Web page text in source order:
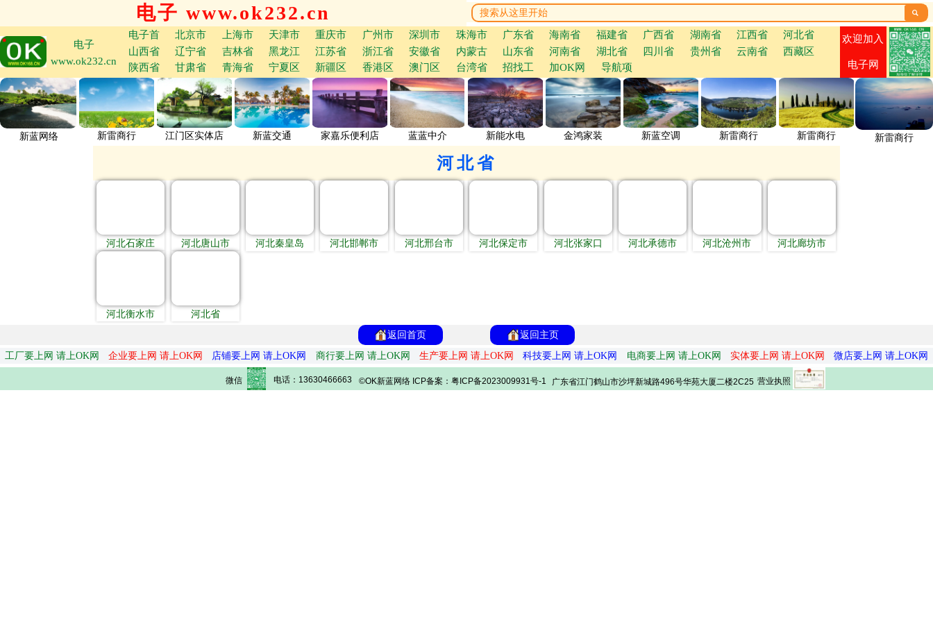
电子 www.ok232.cn 
电子
www.ok232.cn
电子首 北京市 上海市 天津市 重庆市 广州市 深圳市 珠海市 广东省 海南省 福建省 广西省 湖南省 江西省
河北省
山西省
辽宁省 吉林省 黑龙江 江苏省 浙江省 安徽省 内蒙古 山东省 河南省 湖北省 四川省 贵州省 云南省
西藏区
陕西省
甘肃省 青海省 宁夏区 新疆区 香港区 澳门区 台湾省 招找工 加OK网 导航项
欢迎加入
电子网
新蓝网络 新雷商行 江门区实体店 新蓝交通 家嘉乐便利店 蓝蓝中介 新能水电 金鸿家装 新蓝空调 新雷商行 新雷商行 新雷商行
河北省
河北石家庄 河北唐山市 河北秦皇岛 河北邯郸市 河北邢台市 河北保定市 河北张家口 河北承德市 河北沧州市 河北廊坊市
河北衡水市
河北省
返回首页
返回主页
工厂要上网 请上OK网
企业要上网 请上OK网 店铺要上网 请上OK网 商行要上网 请上OK网 生产要上网 请上OK网 科技要上网 请上OK网 电商要上网 请上OK网 实体要上网 请上OK网 微店要上网 请上OK网
微信 电话：13630466663 ©OK新蓝网络 ICP备案：粤ICP备2023009931号-1 广东省江门鹤山市沙坪新城路496号华苑大厦二楼2C25 营业执照